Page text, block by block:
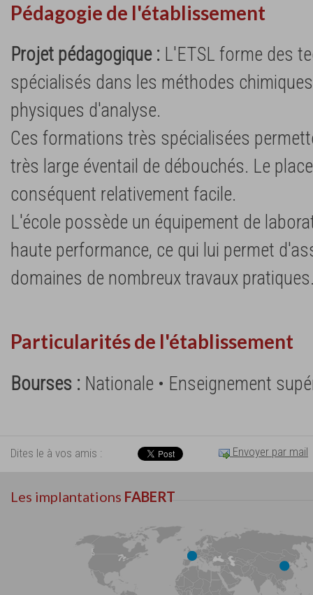
Pédagogie de l'établissement
Projet pédagogique : L'ETSL forme des
spécialisés dans les méthodes
physiques d'analyse.
Ces formations très spécialisées
très large éventail de débouchés. Le
conséquent relativement facile.
L'école possède un équipement de
haute performance, ce qui lui permet
domaines de nombreux travaux
Particularités de l'établissement
Bourses : Nationale • Enseignement
Dites le à vos amis : Envoyer par mail
Les implantations FABERT